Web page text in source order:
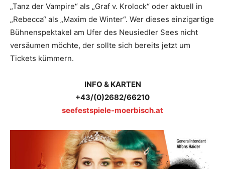
„Tanz der Vampire“ als „Graf v. Krolock“ oder aktuell in
„Rebecca“ als „Maxim de Winter“. Wer dieses einzigartige
Bühnenspektakel am Ufer des Neusiedler Sees nicht
versäumen möchte, der sollte sich bereits jetzt um
Tickets kümmern.
INFO & KARTEN
+43/(0)2682/66210
seefestspiele-moerbisch.at